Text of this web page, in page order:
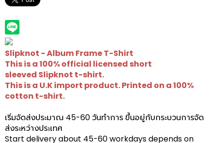
Slipknot - Album Frame T-Shirt
This is a 100% official licensed short
sleeved Slipknot t-shirt.
This is a U.K import product. Printed on a 100%
cotton t-shirt.
เริ่มจัดส่งประมาณ 45-60 วันทำการ ขึ้นอยู่กับกระบวนการจัด
ส่งระหว่างประเทศ
Start delivery about 45-60 workdays depends on